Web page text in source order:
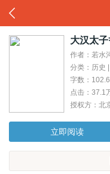
大汉太子
作者：若水
分类：历史
字数：
点击：37.1
授权方：北
立即阅读